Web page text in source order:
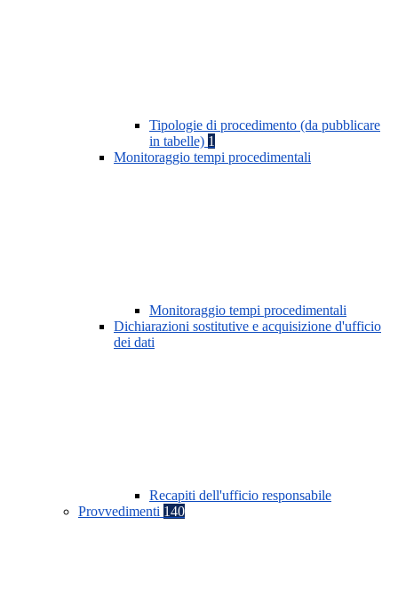
Tipologie di procedimento (da pubblicare
in tabelle) 1
Monitoraggio tempi procedimentali
Monitoraggio tempi procedimentali
Dichiarazioni sostitutive e acquisizione d'ufficio
dei dati
Recapiti dell'ufficio responsabile
Provvedimenti 140